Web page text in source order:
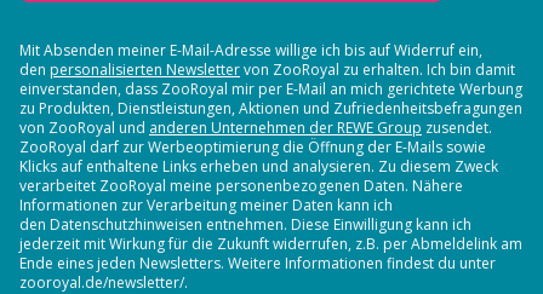
Mit Absenden meiner E-Mail-Adresse willige ich bis auf Widerruf ein,
den personalisierten Newslettervon ZooRoyal zu erhalten. Ich bin damit
einverstanden, dass ZooRoyal mir per E-Mail an mich gerichtete Werbung
zu Produkten, Dienstleistungen, Aktionen und Zufriedenheitsbefragungen
von ZooRoyal und anderen Unternehmen der REWE Group zusendet.
ZooRoyal darf zur Werbeoptimierung die Öffnung der E-Mails sowie
Klicks auf enthaltene Links erheben und analysieren. Zu diesem Zweck
verarbeitet ZooRoyal meine personenbezogenen Daten. Nähere
Informationen zur Verarbeitung meiner Daten kann ich
den Datenschutzhinweisen entnehmen. Diese Einwilligung kann ich
jederzeit mit Wirkung für die Zukunft widerrufen, z.B. per Abmeldelink am
Ende eines jeden Newsletters. Weitere Informationen findest du unter
zooroyal.de/newsletter/.